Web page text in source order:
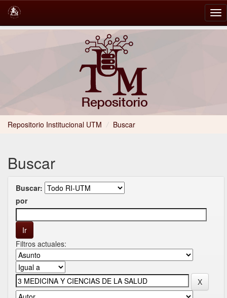
Repositorio Institucional UTM / Buscar
Buscar
Buscar:
por
Filtros actuales: